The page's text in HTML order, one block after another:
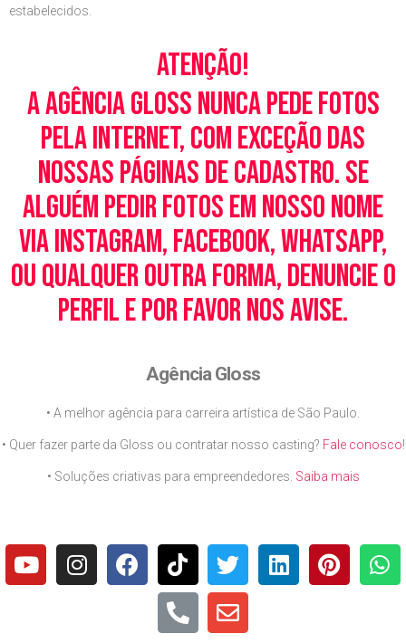
estabelecidos.
Atenção!
A Agência Gloss nunca pede fotos
pela Internet, com exceção das
nossas páginas de cadastro. Se
alguém pedir fotos em nosso nome
via Instagram, Facebook, WhatsApp,
ou qualquer outra forma, denuncie o
perfil e por favor nos avise.
Agência Gloss
• A melhor agência para carreira artística de São Paulo.
• Quer fazer parte da Gloss ou contratar nosso casting? Fale conosco!
• Soluções criativas para empreendedores. Saiba mais